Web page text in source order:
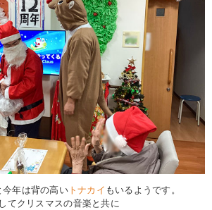
今年は背の高いトナカイ もいるようです。
てクリスマスの音楽と共に